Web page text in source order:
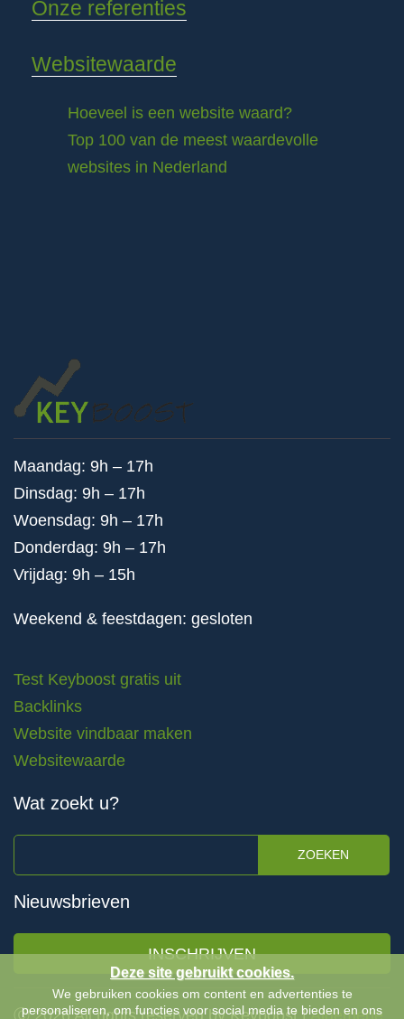
Onze referenties
Websitewaarde
Hoeveel is een website waard?
Top 100 van de meest waardevolle
websites in Nederland
Maandag: 9h – 17h
Dinsdag: 9h – 17h
Woensdag: 9h – 17h
Donderdag: 9h – 17h
Vrijdag: 9h – 15h
Weekend & feestdagen: gesloten
Test Keyboost gratis uit
Backlinks
Website vindbaar maken
Websitewaarde
Wat zoekt u?
ZOEKEN
Nieuwsbrieven
INSCHRIJVEN
Deze site gebruikt cookies.
We gebruiken cookies om content en advertenties te
personaliseren, om functies voor social media te bieden en ons